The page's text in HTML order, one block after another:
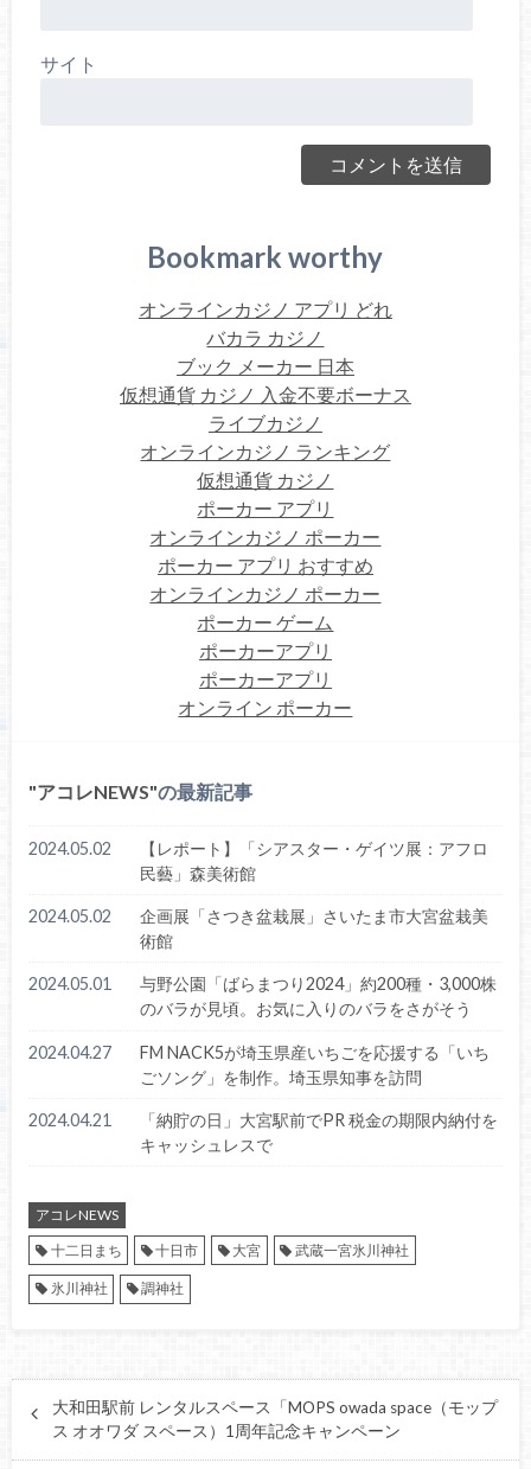
サイト
Bookmark worthy
オンラインカジノ アプリ どれ
バカラ カジノ
ブック メーカー 日本
仮想通貨 カジノ 入金不要ボーナス
ライブカジノ
オンラインカジノ ランキング
仮想通貨 カジノ
ポーカー アプリ
オンラインカジノ ポーカー
ポーカー アプリ おすすめ
オンラインカジノ ポーカー
ポーカー ゲーム
ポーカーアプリ
ポーカーアプリ
オンライン ポーカー
アコレNEWS の最新記事
2024.05.02
【レポート】「シアスター・ゲイツ展：アフロ
民藝」森美術館
2024.05.02
企画展「さつき盆栽展」さいたま市大宮盆栽美
術館
2024.05.01
与野公園「ばらまつり2024」約200種・3,000株
のバラが見頃。お気に入りのバラをさがそう
2024.04.27
FM NACK5が埼玉県産いちごを応援する「いち
ごソング」を制作。埼玉県知事を訪問
2024.04.21
「納貯の日」大宮駅前でPR 税金の期限内納付を
キャッシュレスで
アコレNEWS
十二日まち
十日市 大宮 武蔵一宮氷川神社
氷川神社 調神社
大和田駅前 レンタルスペース「MOPS owada space（モップ
ス オオワダ スペース）1周年記念キャンペーン